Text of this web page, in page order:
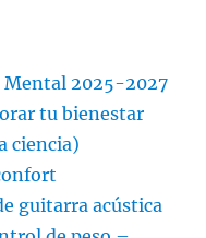
Mental 2025-2027
tu bienestar
ciencia)
guitarra acústica